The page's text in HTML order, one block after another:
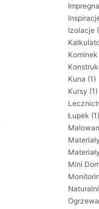
Izolacje
Kominek
Kuna (1)
Kursy (1)
Łupek (1)
Mini